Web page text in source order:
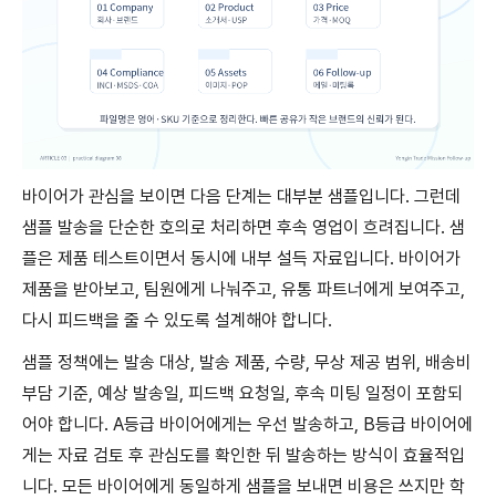
바이어가 관심을 보이면 다음 단계는 대부분 샘플입니다. 그런데
샘플 발송을 단순한 호의로 처리하면 후속 영업이 흐려집니다. 샘
플은 제품 테스트이면서 동시에 내부 설득 자료입니다. 바이어가
제품을 받아보고, 팀원에게 나눠주고, 유통 파트너에게 보여주고,
다시 피드백을 줄 수 있도록 설계해야 합니다.
샘플 정책에는 발송 대상, 발송 제품, 수량, 무상 제공 범위, 배송비
부담 기준, 예상 발송일, 피드백 요청일, 후속 미팅 일정이 포함되
어야 합니다. A등급 바이어에게는 우선 발송하고, B등급 바이어에
게는 자료 검토 후 관심도를 확인한 뒤 발송하는 방식이 효율적입
니다. 모든 바이어에게 동일하게 샘플을 보내면 비용은 쓰지만 학